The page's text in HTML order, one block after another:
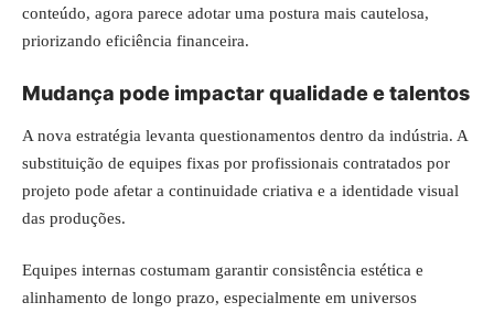
conteúdo, agora parece adotar uma postura mais cautelosa,
priorizando eficiência financeira.
Mudança pode impactar qualidade e talentos
A nova estratégia levanta questionamentos dentro da indústria. A
substituição de equipes fixas por profissionais contratados por
projeto pode afetar a continuidade criativa e a identidade visual
das produções.
Equipes internas costumam garantir consistência estética e
alinhamento de longo prazo, especialmente em universos